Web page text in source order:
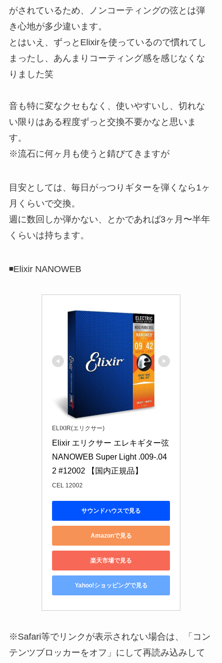
がされているため、ノンコーティングの弦とは弾
き心地が多少違います。
とはいえ、ずっとElixirを使っているので慣れてし
まったし、あんまりコーティング感を感じなくな
りました笑
音も特に変なクセもなく、使いやすいし、切れな
い限りはある程度ずっと交換不要かなと思いま
す。
※流石に何ヶ月も使うと錆びてきますが
目安としては、毎日がっつりギターを弾くなら1ヶ
月くらいで交換。
週に数回しか弾かない、とかであれば3ヶ月〜半年
くらいは持ちます。
◾️Elixir NANOWEB
ELIXIR(エリクサー)
Elixir エリクサー エレキギター弦
NANOWEB Super Light .009-.04
2 #12002 【国内正規品】
CEL 12002
サウンドハウスで見る
Amazonで見る
楽天市場で見る
Yahoo!ショッピングで見る
※Safari等でリンクが表示されない場合は、「コン
テンツブロッカーをオフ」にして再読み込みして